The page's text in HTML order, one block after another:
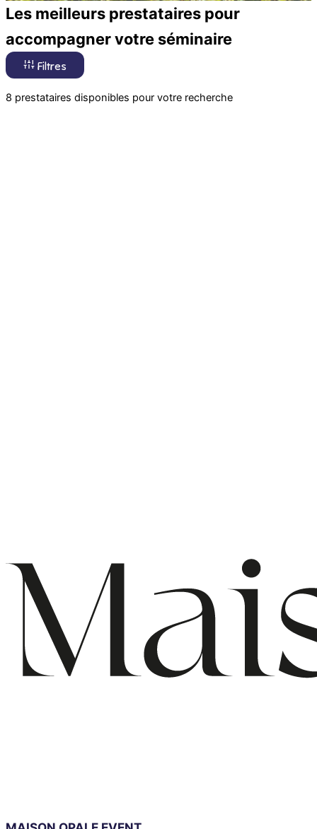
Les meilleurs prestataires pour
accompagner votre séminaire
Filtres
8 prestataires disponibles pour votre recherche